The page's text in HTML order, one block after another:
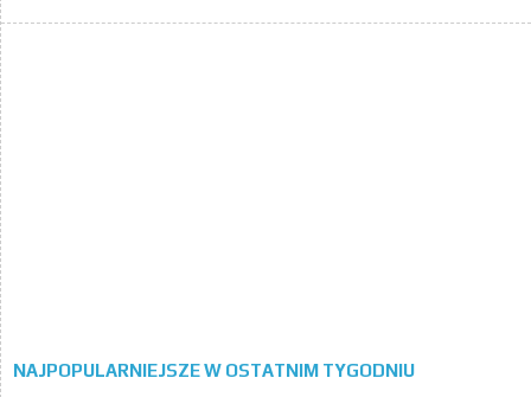
NAJPOPULARNIEJSZE W OSTATNIM TYGODNIU